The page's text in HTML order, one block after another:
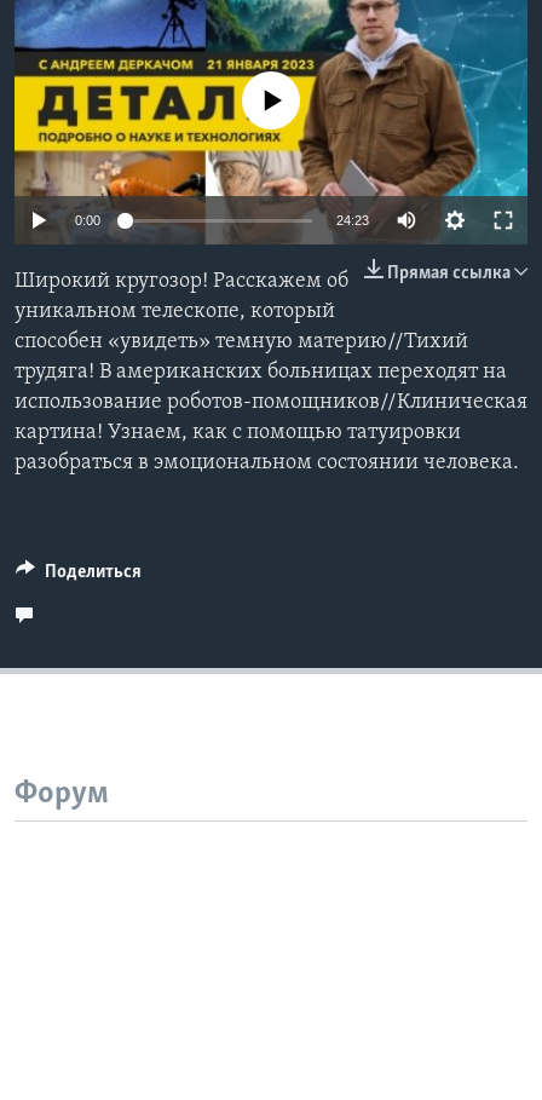
Learning English
СОЦИАЛЬНЫЕ СЕТИ
Языки
No media source currently available
0:00 24:23
Прямая ссылка
Широкий кругозор! Расскажем об
уникальном телескопе, который
способен «увидеть» темную материю//Тихий
трудяга! В американских больницах переходят на
использование роботов-помощников//Клиническая
картина! Узнаем, как с помощью татуировки
разобраться в эмоциональном состоянии человека.
Поделиться
Форум